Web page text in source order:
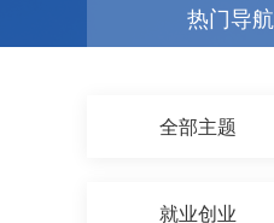
热门导航
全部主题
就业创业